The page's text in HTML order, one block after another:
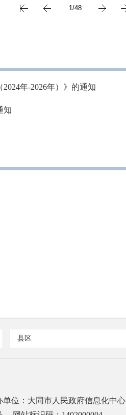
年-2026年）》的通知
知
县区
单位：大同市人民政府信息化中心